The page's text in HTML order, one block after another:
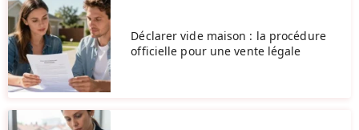
Déclarer vide maison : la procédure
officielle pour une vente légale